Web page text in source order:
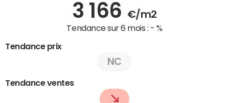
3 166 €/m2
Tendance sur 6 mois : - %
Tendance prix
NC
Tendance ventes